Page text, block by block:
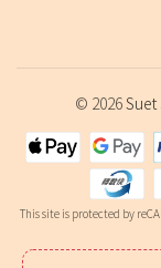
© 2026
This site is protected by